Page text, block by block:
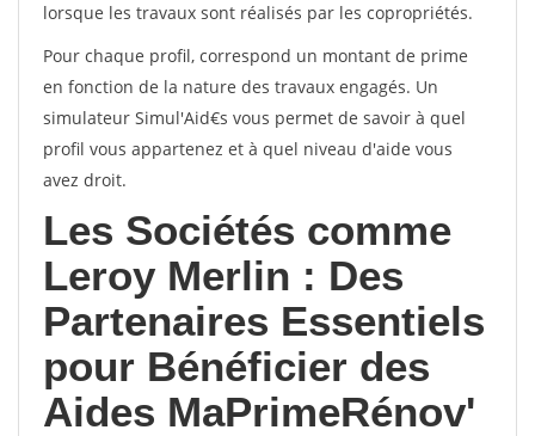
lorsque les travaux sont réalisés par les copropriétés.
Pour chaque profil, correspond un montant de prime
en fonction de la nature des travaux engagés. Un
simulateur Simul'Aid€s vous permet de savoir à quel
profil vous appartenez et à quel niveau d'aide vous
avez droit.
Les Sociétés comme
Leroy Merlin : Des
Partenaires Essentiels
pour Bénéficier des
Aides MaPrimeRénov'